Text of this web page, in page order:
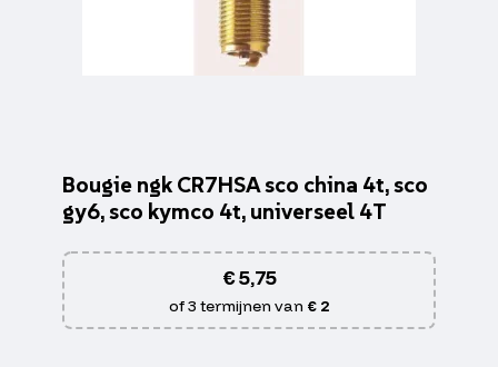
Bougie ngk CR7HSA sco china 4t, sco
gy6, sco kymco 4t, universeel 4T
€5,75
of 3 termijnen van € 2